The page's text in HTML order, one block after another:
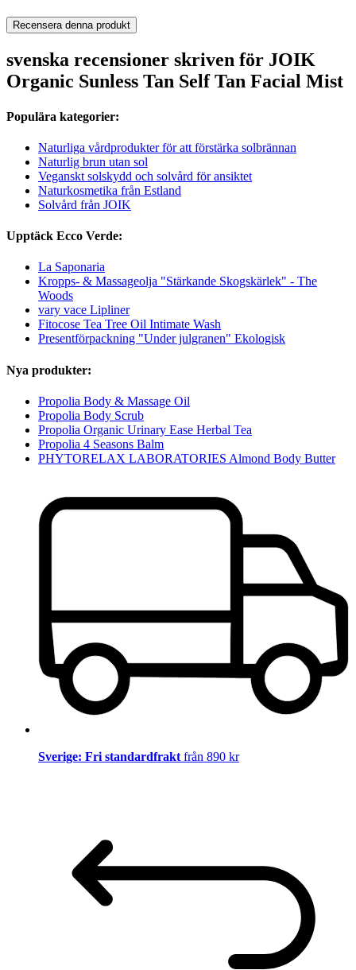
Recensera denna produkt
svenska recensioner skriven för JOIK
Organic Sunless Tan Self Tan Facial Mist
Populära kategorier:
Naturliga vårdprodukter för att förstärka solbrännan
Naturlig brun utan sol
Veganskt solskydd och solvård för ansiktet
Naturkosmetika från Estland
Solvård från JOIK
Upptäck Ecco Verde:
La Saponaria
Kropps- & Massageolja "Stärkande Skogskärlek" - The
Woods
vary vace Lipliner
Fitocose Tea Tree Oil Intimate Wash
Presentförpackning "Under julgranen" Ekologisk
Nya produkter:
Propolia Body & Massage Oil
Propolia Body Scrub
Propolia Organic Urinary Ease Herbal Tea
Propolia 4 Seasons Balm
PHYTORELAX LABORATORIES Almond Body Butter
Sverige: Fri standardfrakt från 890 kr